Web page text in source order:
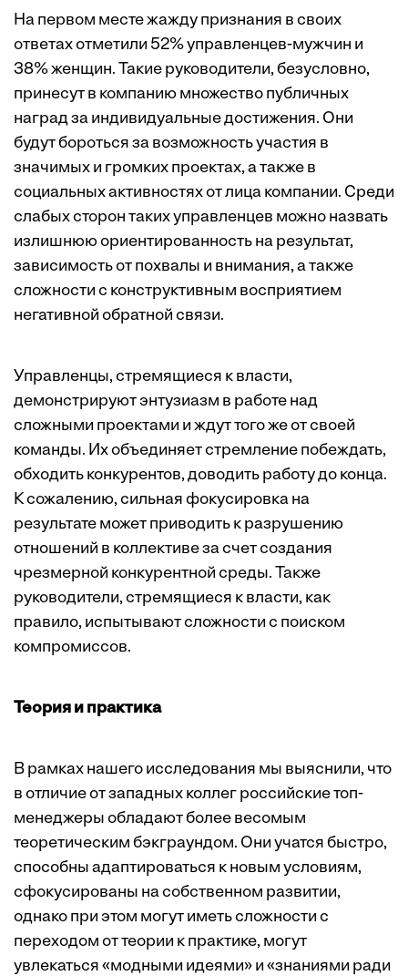
На первом месте жажду признания в своих
ответах отметили 52% управленцев-мужчин и
38% женщин. Такие руководители, безусловно,
принесут в компанию множество публичных
наград за индивидуальные достижения. Они
будут бороться за возможность участия в
значимых и громких проектах, а также в
социальных активностях от лица компании. Среди
слабых сторон таких управленцев можно назвать
излишнюю ориентированность на результат,
зависимость от похвалы и внимания, а также
сложности с конструктивным восприятием
негативной обратной связи.
Управленцы, стремящиеся к власти,
демонстрируют энтузиазм в работе над
сложными проектами и ждут того же от своей
команды. Их объединяет стремление побеждать,
обходить конкурентов, доводить работу до конца.
К сожалению, сильная фокусировка на
результате может приводить к разрушению
отношений в коллективе за счет создания
чрезмерной конкурентной среды. Также
руководители, стремящиеся к власти, как
правило, испытывают сложности с поиском
компромиссов.
Теория и практика
В рамках нашего исследования мы выяснили, что
в отличие от западных коллег российские топ-
менеджеры обладают более весомым
теоретическим бэкграундом. Они учатся быстро,
способны адаптироваться к новым условиям,
сфокусированы на собственном развитии,
однако при этом могут иметь сложности с
переходом от теории к практике, могут
увлекаться «модными идеями» и «знаниями ради